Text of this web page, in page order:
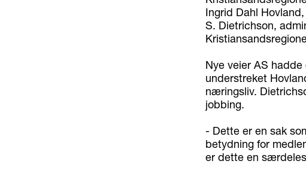
Ingrid Dahl
S. Dietrichson,
Nye veier AS
understreket
næringsliv.
jobbing.
- Dette er en sak
betydning for
er dette en